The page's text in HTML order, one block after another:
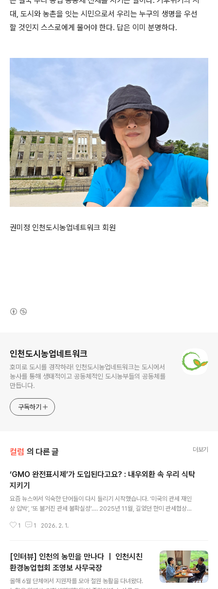
대, 도시와 농촌을 잇는 시민으로서 우리는 누구의 생명을 우선
할 것인지 스스로에게 물어야 한다. 답은 이미 분명하다.
권미정 인천도시농업네트워크 회원
인천도시농업네트워크
호미로 도시를 경작하라! 인천도시농업네트워크는 도시에서
농사를 통해 생태적이고 공동체적인 도시농부들의 공동체를
만듭니다.
구독하기
컬럼 의 다른 글 더보기
‘GMO 완전표시제’가 도입된다고요? : 내우외환 속 우리 식탁
지키기
요즘 뉴스에서 익숙한 단어들이 다시 들리기 시작했습니다. ‘미국의 관세 재인
상 압박’, ‘또 불거진 관세 불확실성’…. 2025년 11월, 길었던 한미 관세협상에
자축하는 분위기였습니다. 그러나 3개월이 채 지나지 않은 지금, 트럼프의 관세
박 속에 농민들은 농산물 시장 추가 개방을 우려하며 협상 내용을 자세히 밝히
라고 요구했었는데요. 지난 팩트시트에 담긴 농업 관련 내용을 알아보고자 합니
다. 다음으로 농업 분야입니다. 다시 한 번 말씀드리지만 쌀, 쇠고기 등 우리 농
업의 민감..
1 1 2026. 2. 1.
[인터뷰] 인천의 농민을 만나다 ｜ 인천시친
환경농업협회 조영보 사무국장
올해 6월 단체에서 지원자를 모아 철원 농활을 다녀왔다.